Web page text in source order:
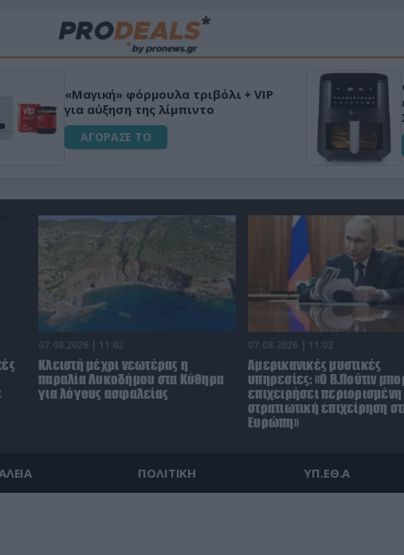
«Μαγική» φόρμουλα τριβόλι + VIP
για αύξηση της λίμπιντο
ΑΓΟΡΑΣΕ ΤΟ
07.08.2026 | 11:02
Κλειστή μέχρι νεωτέρας η
παραλία Λυκοδήμου στα Κύθηρα
για λόγους ασφαλείας
07.08.2026 | 11:02
Αμερικανικές μυστικές
υπηρεσίες: «Ο Β.Πούτιν
επιχειρήσει περιορισμένη
στρατιωτική επιχείρηση
Ευρώπη»
ΠΟΛΙΤΙΚΗ ΥΠ.ΕΘ.Α